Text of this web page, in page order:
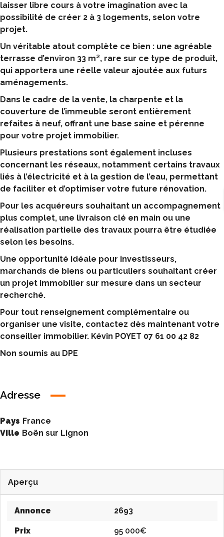
laisser libre cours à votre imagination avec la
possibilité de créer 2 à 3 logements, selon votre
projet.
Un véritable atout complète ce bien : une agréable
terrasse d’environ 33 m², rare sur ce type de produit,
qui apportera une réelle valeur ajoutée aux futurs
aménagements.
Dans le cadre de la vente, la charpente et la
couverture de l’immeuble seront entièrement
refaites à neuf, offrant une base saine et pérenne
pour votre projet immobilier.
Plusieurs prestations sont également incluses
concernant les réseaux, notamment certains travaux
liés à l’électricité et à la gestion de l’eau, permettant
de faciliter et d’optimiser votre future rénovation.
Pour les acquéreurs souhaitant un accompagnement
plus complet, une livraison clé en main ou une
réalisation partielle des travaux pourra être étudiée
selon les besoins.
Une opportunité idéale pour investisseurs,
marchands de biens ou particuliers souhaitant créer
un projet immobilier sur mesure dans un secteur
recherché.
Pour tout renseignement complémentaire ou
organiser une visite, contactez dès maintenant votre
conseiller immobilier. Kévin POYET 07 61 00 42 82
Non soumis au DPE
Adresse
Pays France
Ville Boën sur Lignon
Aperçu
Annonce 2693
Prix 95 000€